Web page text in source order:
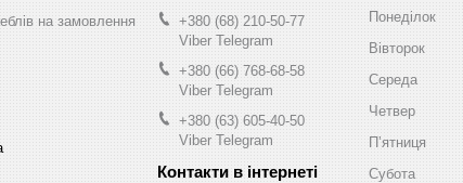
на замовлення
+380 (68) 210-50-77
Viber Telegram
+380 (66) 768-68-58
Viber Telegram
+380 (63) 605-40-50
Viber Telegram
Понеділок
Вівторок
Середа
Четвер
Пʼятниця
Субота